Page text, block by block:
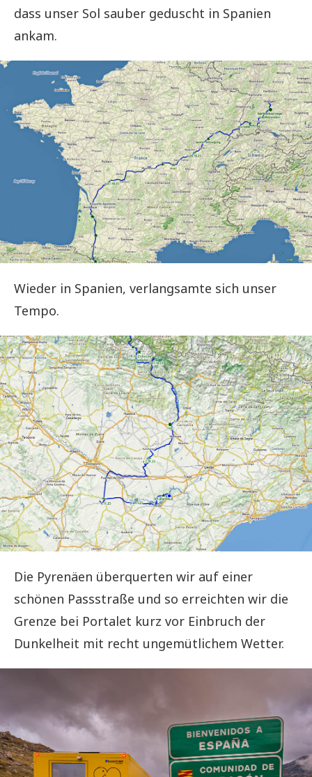
dass unser Sol sauber geduscht in Spanien
ankam.
Wieder in Spanien, verlangsamte sich unser
Tempo.
Die Pyrenäen überquerten wir auf einer
schönen Passstraße und so erreichten wir die
Grenze bei Portalet kurz vor Einbruch der
Dunkelheit mit recht ungemütlichem Wetter.